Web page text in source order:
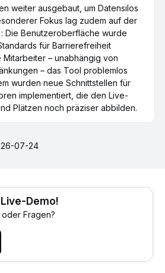
weiter ausgebaut, um Datensilos
Fokus lag zudem auf der
Die Benutzeroberfläche wurde
für Barrierefreiheit
Mitarbeiter – unabhängig von
– das Tool problemlos
wurden neue Schnittstellen für
implementiert, die den Live-
Plätzen noch präziser abbilden.
07-24
Demo!
Fragen?